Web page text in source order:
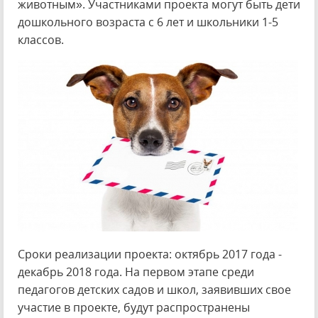
животным». Участниками проекта могут быть дети
дошкольного возраста с 6 лет и школьники 1-5
классов.
Сроки реализации проекта: октябрь 2017 года -
декабрь 2018 года. На первом этапе среди
педагогов детских садов и школ, заявивших свое
участие в проекте, будут распространены